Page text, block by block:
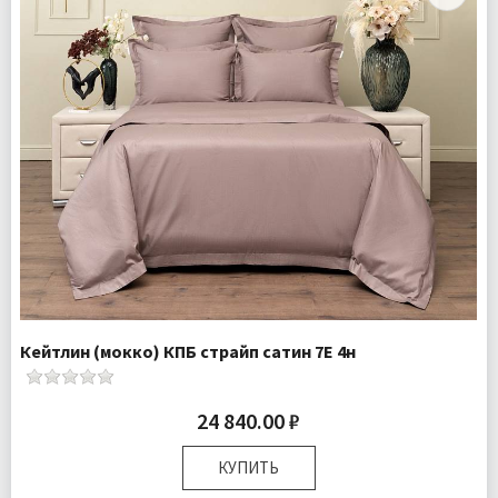
Кейтлин (мокко) КПБ страйп сатин 7Е 4н
24 840.00 ₽
КУПИТЬ